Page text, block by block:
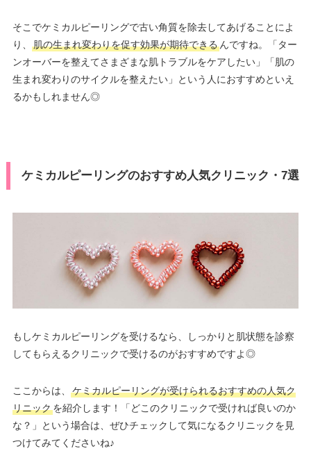
そこでケミカルピーリングで古い角質を除去してあげることによ
り、
肌の生まれ変わりを促す効果が期待できるんですね。「ター
ンオーバーを整えてさまざまな肌トラブルをケアしたい」「肌の
生まれ変わりのサイクルを整えたい」という人におすすめといえ
るかもしれません◎
ケミカルピーリングのおすすめ人気クリニック・7選
もしケミカルピーリングを受けるなら、しっかりと肌状態を診察
してもらえるクリニックで受けるのがおすすめですよ◎
ここからは、
ケミカルピーリングが受けられるおすすめの人気ク
リニックを紹介します！「どこのクリニックで受ければ良いのか
な？」という場合は、ぜひチェックして気になるクリニックを見
つけてみてくださいね♪